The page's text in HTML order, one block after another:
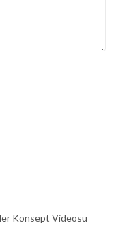
Konsept Videosu